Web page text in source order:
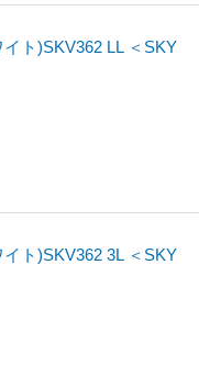
ト)SKV362 LL ＜SKY
ト)SKV362 3L ＜SKY